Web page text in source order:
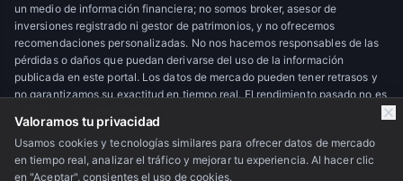
un medio de información financiera; no somos broker, asesor de
inversiones registrado ni gestor de patrimonios, y no ofrecemos
recomendaciones personalizadas. No nos hacemos responsables de las
pérdidas o daños que puedan derivarse del uso de la información
publicada en este portal. Los datos de mercado pueden tener retrasos y
no garantizamos su exactitud en tiempo real. El rendimiento pasado no es
© 2026 Último Minuto OTC Financial Markets. Todos los derechos
Valoramos tu privacidad
Usamos cookies y tecnologías similares para ofrecer datos de mercado
en tiempo real, analizar el tráfico y mejorar tu experiencia. Al hacer clic
en "Aceptar", consientes el uso de cookies.